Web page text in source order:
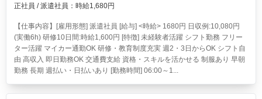
正社員 / 派遣社員：時給1,680円
【仕事内容】[雇用形態] 派遣社員 [給与] <時給> 1680円 日収例:10,080円
(実働6h) 研修10日間:時給1,600円 [特徴] 未経験者活躍 シフト勤務 フリー
ター活躍 マイカー通勤OK 研修・教育制度充実 週2・3日からOK シフト自
由 高収入 即日勤務OK 交通費支給 資格・スキルを活かせる 制服あり 早朝
勤務 長期 週払い・日払いあり [勤務時間] 06:00～1...